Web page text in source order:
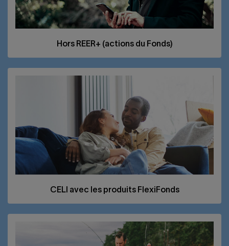
Hors REER+ (actions du Fonds)
CELI avec les produits FlexiFonds